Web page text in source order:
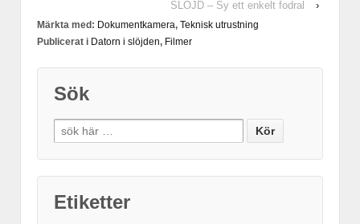
SLÖJD – Sy ett enkelt fodral
›
Märkta med: Dokumentkamera, Teknisk utrustning
Publicerat i Datorn i slöjden, Filmer
Sök
Etiketter